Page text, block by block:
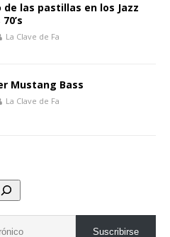
de las pastillas en los Jazz
La Clave de Fa
Mustang Bass
La Clave de Fa
Suscribirse